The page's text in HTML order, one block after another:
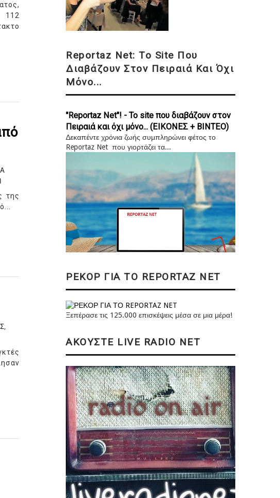
112
της
,
Reportaz Net: Το Site Που
Διαβάζουν Στον Πειραιά Και Όχι
Μόνο...
"Reportaz Net"! - Το site που διαβάζουν στον
Πειραιά και όχι μόνο... (ΕΙΚΟΝΕΣ + ΒΙΝΤΕΟ)
Δεκαπέντε χρόνια ζωής συμπληρώνει φέτος το
Reportaz Net που γιορτάζει τα...
ΡΕΚΟΡ ΓΙΑ ΤΟ REPORTAZ NET
Ξεπέρασε τις 125.000 επισκέψεις μέσα σε μια μέρα!
ΑΚΟΥΣΤΕ LIVE RADIO NET